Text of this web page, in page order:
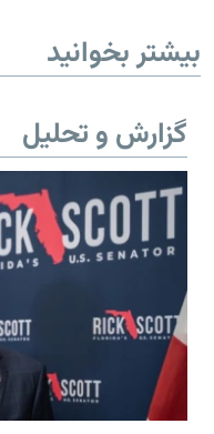
بیشتر بخوانید
گزارش و تحلیل